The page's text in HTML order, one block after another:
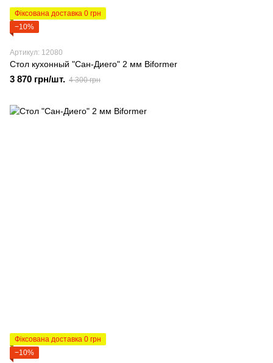
Фіксована доставка 0 грн
−10%
Артикул: 12080
Стол кухонный "Сан-Диего" 2 мм Biformer
3 870 грн/шт. 4 300 грн
Фіксована доставка 0 грн
−10%